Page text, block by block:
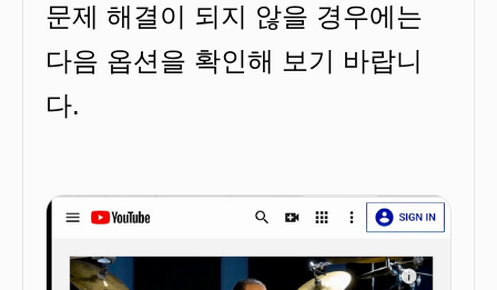
문제 해결이 되지 않을 경우에는
다음 옵션을 확인해 보기 바랍니
다.